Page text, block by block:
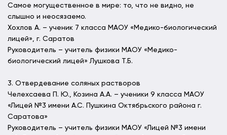
Самое могущественное в мире: то, что не видно, не
слышно и неосязаемо.
Хохлов А. – ученик 7 класса МАОУ «Медико-биологический
лицей», г. Саратов
Руководитель – учитель физики МАОУ «Медико-
биологический лицей» Лушкова Т.Б.
3. Отвердевание соляных растворов
Челехсаева П. Ю., Козина А.А. – ученики 9 класса МАОУ
«Лицей №3 имени А.С. Пушкина Октябрьского района г.
Саратова»
Руководитель – учитель физики МАОУ «Лицей №3 имени